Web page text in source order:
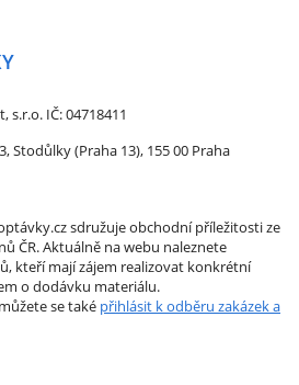
s.r.o. IČ: 04718411
Stodůlky (Praha 13), 155 00 Praha
sdružuje obchodní příležitosti ze
ČR. Aktuálně na webu naleznete
kteří mají zájem realizovat konkrétní
o dodávku materiálu.
se také přihlásit k odběru zakázek a